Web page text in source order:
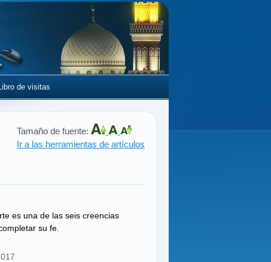
de visitas
Tamaño de fuente:
Ir a las herramientas de artículos
es una de las seis creencias
su fe.